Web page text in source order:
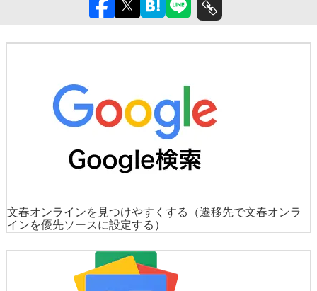
文春オンラインを見つけやすくする
（遷移先で文春オンラ
インを優先ソースに設定する）